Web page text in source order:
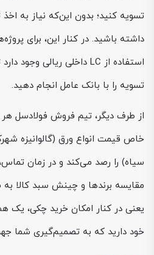
تسویه کنید؛ بدون این‌که نیاز به
داشته باشید. در کنار این، برای
تسویه را با بانک عامل انجام دهید.
از طرف دیگر، تیم فروش فولادسل هر
خاص قیمت انواع ورق (گالوانیزه
سیاه) را رصد می‌کند و در زمان
مقایسه برندها و چینش سبد کالا
یعنی در کنار امکان خرید چکی، یک
خود دارید که به تصمیم‌گیری شما